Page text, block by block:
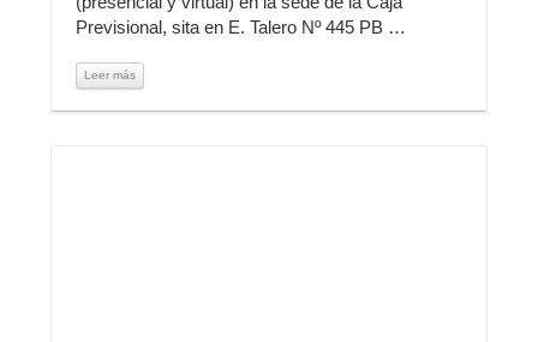
Previsional, sita en E. Talero Nº 445 PB …
Leer más